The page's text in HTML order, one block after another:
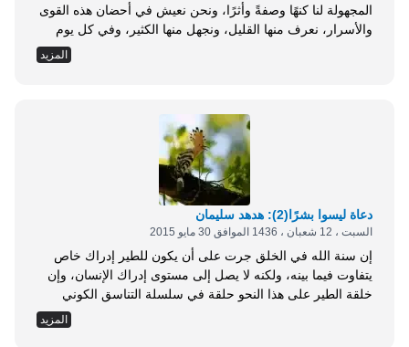
المجهولة لنا كنهًا وصفةً وأثرًا، ونحن نعيش في أحضان هذه القوى
والأسرار، نعرف منها القليل، ونجهل منها الكثير، وفي كل يوم
نكشف بعض هذه الأسرار، وندرك بعض هذه القوى، ونتعرف إلى
بعض هذه الخلائق تارة بذواتها، وتارة بصفاتها، وتارة بمجرد آثارها
المزيد
دعاة ليسوا بشرًا(2): هدهد سليمان
السبت ، 12 شعبان ، 1436 الموافق 30 مايو 2015
إن سنة الله في الخلق جرت على أن يكون للطير إدراك خاص
يتفاوت فيما بينه، ولكنه لا يصل إلى مستوى إدراك الإنسان، وإن
خلقة الطير على هذا النحو حلقة في سلسلة التناسق الكوني
العام، وإنها خاضعة، كحلقة مفردة، للناموس العام، الذي يقتضي
وجودها على النحو الذي وجدت به(1). وقصة الهدهد الداعية مع
المزيد